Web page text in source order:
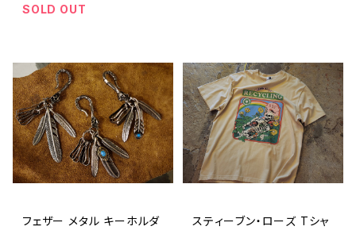
SOLD OUT
フェザー メタル キーホルダ
スティーブン・ローズ Tシャ